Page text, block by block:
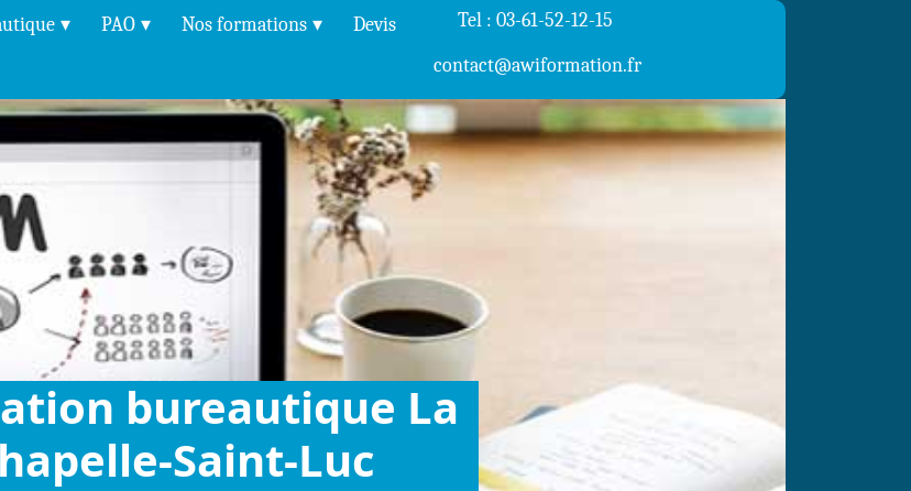
PAO Nos formations Devis
Tel : 03-61-52-12-15
contact@awiformation.fr
bureautique La
Saint-Luc